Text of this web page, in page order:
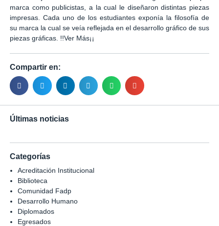
marca como publicistas, a la cual le diseñaron distintas piezas
impresas. Cada uno de los estudiantes exponía la filosofía de
su marca la cual se veía reflejada en el desarrollo gráfico de sus
piezas gráficas. !!Ver Más¡¡
Compartir en:
Últimas noticias
Categorías
Acreditación Institucional
Biblioteca
Comunidad Fadp
Desarrollo Humano
Diplomados
Egresados